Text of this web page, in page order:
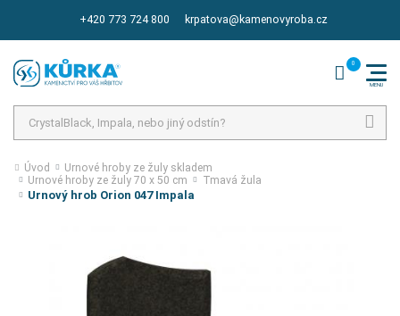
+420 773 724 800 krpatova@kamenovyroba.cz
Úvod
Urnové hroby ze žuly skladem
Urnové hroby ze žuly 70 x 50 cm
Tmavá žula
Urnový hrob Orion 047 Impala